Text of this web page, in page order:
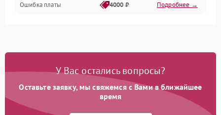
Ошибка платы 4000 ₽ Подробнее →
У Вас остались вопросы?
Оставьте заявку, мы свяжемся с Вами в ближайшее
время